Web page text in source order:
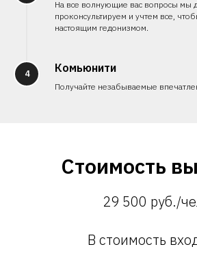
На все волнующие вас вопросы мы
проконсультируем и учтем все,
настоящим гедонизмом.
4 Комьюнити
Получайте незабываемые
Стоимость
29 500 руб./
В стоимость